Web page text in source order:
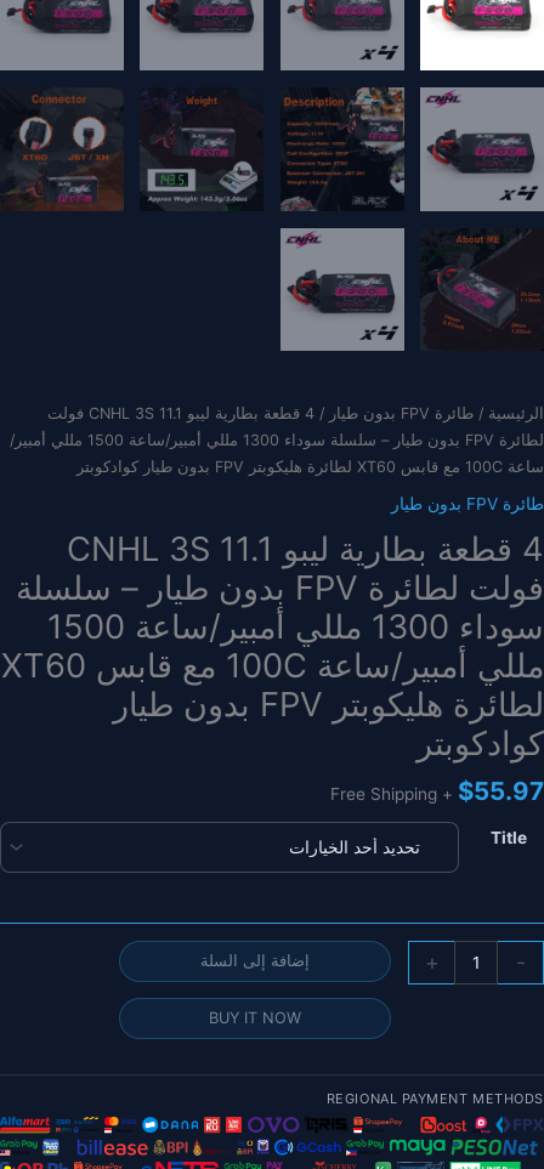
الرئيسية / طائرة FPV بدون طيار
/ 4 قطعة بطارية ليبو CNHL 3S 11.1 فولت
لطائرة FPV بدون طيار – سلسلة سوداء 1300 مللي أمبير/ساعة 1500 مللي أمبير/
ساعة 100C مع قابس XT60 لطائرة هليكوبتر FPV بدون طيار كوادكوبتر
طائرة FPV بدون طيار
4 قطعة بطارية ليبو CNHL 3S 11.1
فولت لطائرة FPV بدون طيار – سلسلة
سوداء 1300 مللي أمبير/ساعة 1500
مللي أمبير/ساعة 100C مع قابس XT60
لطائرة هليكوبتر FPV بدون طيار
كوادكوبتر
$55.97
+ Free Shipping
Title
-
4
11.1
+ إضافة إلى السلة
BUY IT NOW
REGIONAL PAYMENT METHODS